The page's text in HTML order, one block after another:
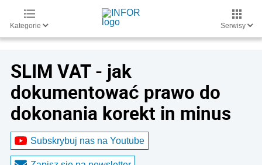
Kategorie Serwisy
SLIM VAT - jak
dokumentować prawo do
dokonania korekt in minus
Subskrybuj nas na Youtube